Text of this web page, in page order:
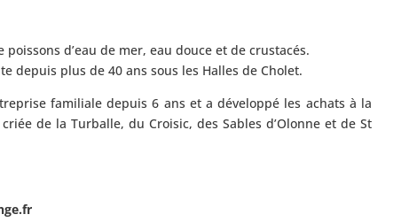
d’eau de mer, eau douce et de crustacés.
depuis plus de 40 ans sous les Halles de Cholet.
familiale depuis 6 ans et a développé les achats à la
de la Turballe, du Croisic, des Sables d’Olonne et de St